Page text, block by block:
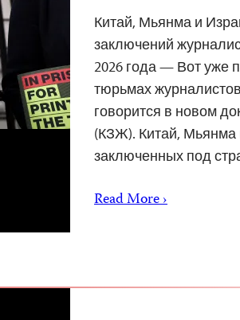
Китай, Мьянма и
заключений
2026 года — Вот уже
тюрьмах
говорится в новом
(КЗЖ). Китай, Мьянма
заключенных под
Read More ›